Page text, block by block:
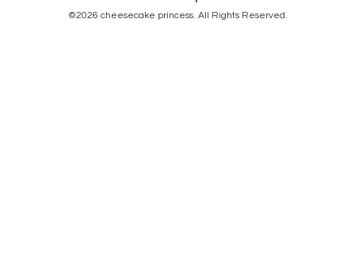
©2026 cheesecake princess. All Rights Reserved.